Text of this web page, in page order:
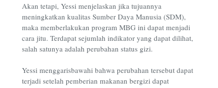
Akan tetapi, Yessi menjelaskan jika tujuannya
meningkatkan kualitas Sumber Daya Manusia (SDM),
maka memberlakukan program MBG ini dapat menjadi
cara jitu. Terdapat sejumlah indikator yang dapat dilihat,
salah satunya adalah perubahan status gizi.
Yessi menggarisbawahi bahwa perubahan tersebut dapat
terjadi setelah pemberian makanan bergizi dapat